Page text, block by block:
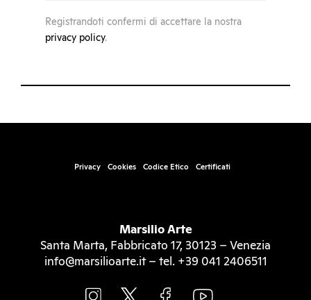
Registrandoti confermi di accettare la nostra
privacy policy.
Privacy Cookies Codice Etico Certificati
Marsilio Arte
Santa Marta, Fabbricato 17, 30123 – Venezia
info@marsilioarte.it – tel. +39 041 2406511